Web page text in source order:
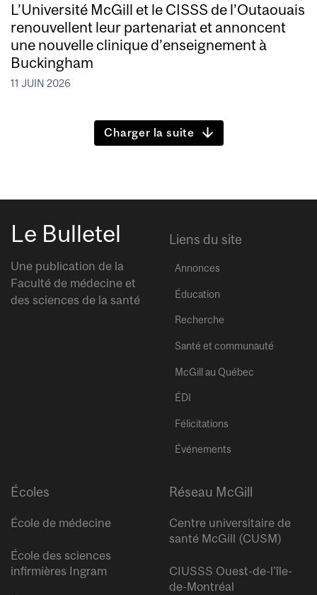
L’Université McGill et le CISSS de l’Outaouais
renouvellent leur partenariat et annoncent
une nouvelle clinique d’enseignement à
Buckingham
11 JUIN 2026
Charger la suite
Le Bulletel
Une publication de la
Faculté de médecine et
des sciences de la santé
Liens du site
Annonces
Éducation
Recherche
Santé et communauté
McGill au Québec
ÉDI
Félicitations
Événements
Écoles
École de médecine
École des sciences
infirmières Ingram
Réseau McGill
Centre universitaire de
santé McGill (CUSM)
CIUSSS Ouest-de-l’île-
de-Montréal